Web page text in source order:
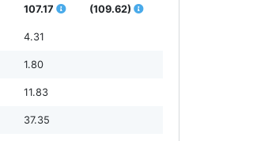
107.17 (109.62)
4.31
1.80
11.83
37.35